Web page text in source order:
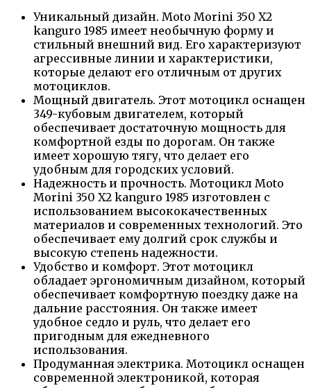
Уникальный дизайн. Moto Morini 350 X2
kanguro 1985 имеет необычную форму и
стильный внешний вид. Его характеризуют
агрессивные линии и характеристики,
которые делают его отличным от других
мотоциклов.
Мощный двигатель. Этот мотоцикл оснащен
349-кубовым двигателем, который
обеспечивает достаточную мощность для
комфортной езды по дорогам. Он также
имеет хорошую тягу, что делает его
удобным для городских условий.
Надежность и прочность. Мотоцикл Moto
Morini 350 X2 kanguro 1985 изготовлен с
использованием высококачественных
материалов и современных технологий. Это
обеспечивает ему долгий срок службы и
высокую степень надежности.
Удобство и комфорт. Этот мотоцикл
обладает эргономичным дизайном, который
обеспечивает комфортную поездку даже на
дальние расстояния. Он также имеет
удобное седло и руль, что делает его
пригодным для ежедневного
использования.
Продуманная электрика. Мотоцикл оснащен
современной электроникой, которая